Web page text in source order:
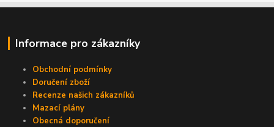
Informace pro zákazníky
Obchodní podmínky
Doručení zboží
Recenze našich zákazníků
Mazací plány
Obecná doporučení